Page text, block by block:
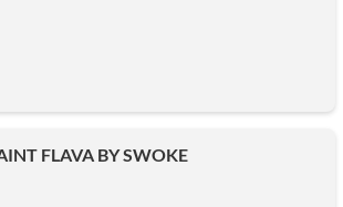
FLAVA BY SWOKE